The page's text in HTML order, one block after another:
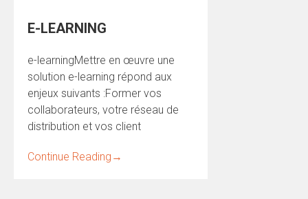
E-LEARNING
e-learningMettre en œuvre une
solution e-learning répond aux
enjeux suivants :Former vos
collaborateurs, votre réseau de
distribution et vos client
Continue Reading →